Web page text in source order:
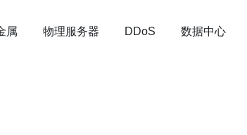
属 物理服务器 DDoS 数据中心